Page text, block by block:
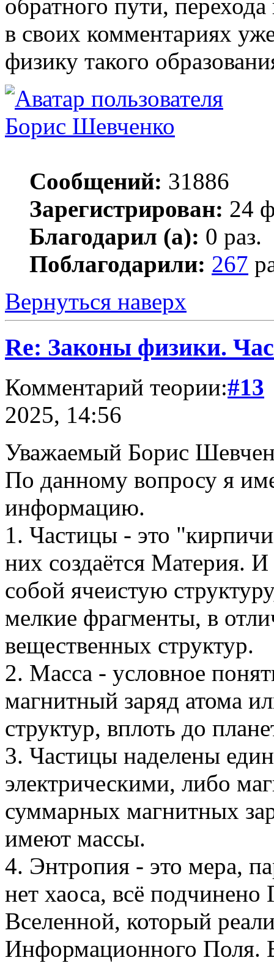
обратного пути,
в своих комментариях
физику такого
Борис Шевченко
Сообщений: 31886
Зарегистрирован: 24
Благодарил (а): 0 раз.
Поблагодарили: 267
Вернуться наверх
Re: Законы физики.
Комментарий теории:#13
2025, 14:56
Уважаемый Борис
По данному вопросу я
информацию.
1. Частицы - это
них создаётся Материя.
собой ячеистую
мелкие фрагменты, в
вещественных структур.
2. Масса - условное
магнитный заряд атома
структур, вплоть до
3. Частицы наделены
электрическими, либо
суммарных магнитных
имеют массы.
4. Энтропия - это мера,
нет хаоса, всё подчинено
Вселенной, который
Информационного Поля.